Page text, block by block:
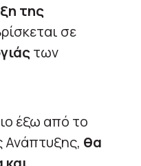
της
σε
των
έξω από το
Ανάπτυξης, θα